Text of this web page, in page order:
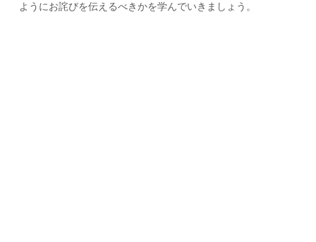
ようにお詫びを伝えるべきかを学んでいきましょう。